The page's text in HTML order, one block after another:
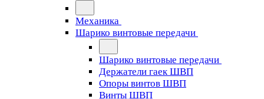
Механика
Шарико винтовые передачи
Шарико винтовые передачи
Держатели гаек ШВП
Опоры винтов ШВП
Винты ШВП